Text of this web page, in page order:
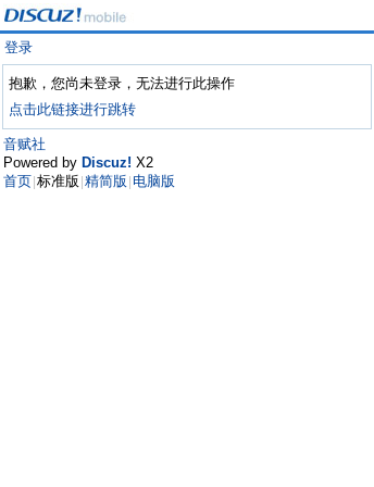
登录
抱歉，您尚未登录，无法进行此操作
点击此链接进行跳转
音赋社
Powered by Discuz! X2
首页 标准版 精简版 电脑版